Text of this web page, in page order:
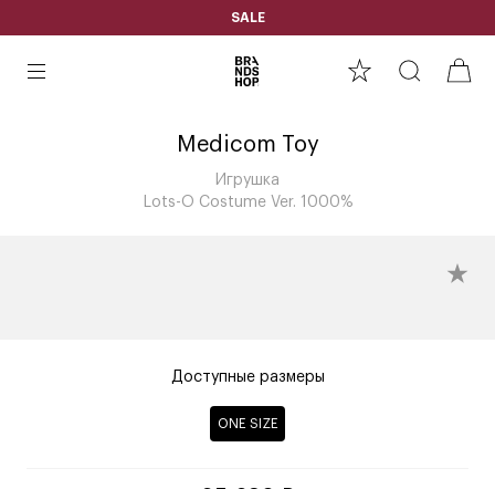
SALE
Medicom Toy
Игрушка
Lots-O Costume Ver. 1000%
Доступные размеры
ONE SIZE